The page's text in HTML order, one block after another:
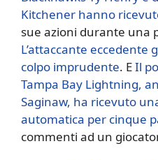
Kitchener hanno
sue azioni durante una
L’attaccante eccedente
colpo imprudente. EIl
Tampa Bay Lightning,
Saginaw, ha ricevuto
automatica per cinque
commenti ad un